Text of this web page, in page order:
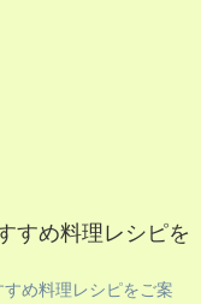
すめ料理レシピを
め料理レシピをご案